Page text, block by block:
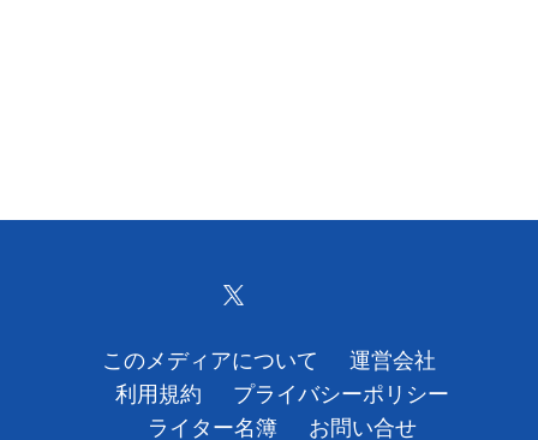
このメディアについて
運営会社
利用規約
プライバシーポリシー
ライター名簿
お問い合せ